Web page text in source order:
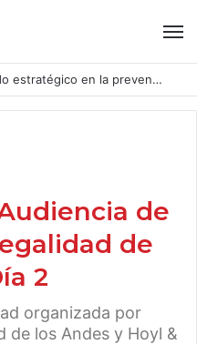
Inteligencia Artificial: Un aliado estratégico en la prevención del acoso y la violencia laboral bajo la Ley Karin
de
de
2
organizada por
de los Andes y Hoyl &